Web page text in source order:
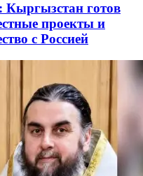
готов
проекты и
с Россией